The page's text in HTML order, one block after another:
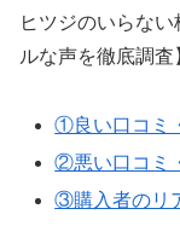
ヒツジのいらな
ルな声を徹底調査
①良い口コミ
②悪い口コミ
③購入者のリ